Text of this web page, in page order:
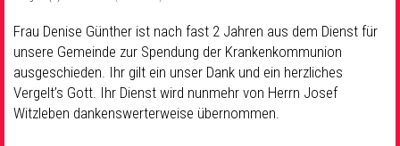
Gottesdienste & Sinnsuche
Sakramente & Feste
Gemeinschaft & Soziales
Frau Denise Günther ist nach fast 2 Jahren aus dem Dienst für
unsere Gemeinde zur Spendung der Krankenkommunion
ausgeschieden. Ihr gilt ein unser Dank und ein herzliches
Vergelt’s Gott. Ihr Dienst wird nunmehr von Herrn Josef
Witzleben dankenswerterweise übernommen.